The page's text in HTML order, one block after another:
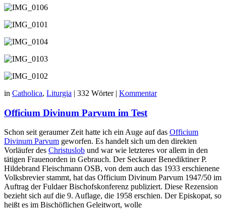
in Catholica, Liturgia | 332 Wörter | Kommentar
Officium Divinum Parvum im Test
Schon seit geraumer Zeit hatte ich ein Auge auf das Officium
Divinum Parvum geworfen. Es handelt sich um den direkten
Vorläufer des Christuslob und war wie letzteres vor allem in den
tätigen Frauenorden in Gebrauch. Der Seckauer Benediktiner P.
Hildebrand Fleischmann OSB, von dem auch das 1933 erschienene
Volksbrevier stammt, hat das Officium Divinum Parvum 1947/50 im
Auftrag der Fuldaer Bischofskonferenz publiziert. Diese Rezension
bezieht sich auf die 9. Auflage, die 1958 erschien. Der Episkopat, so
heißt es im Bischöflichen Geleitwort, wolle